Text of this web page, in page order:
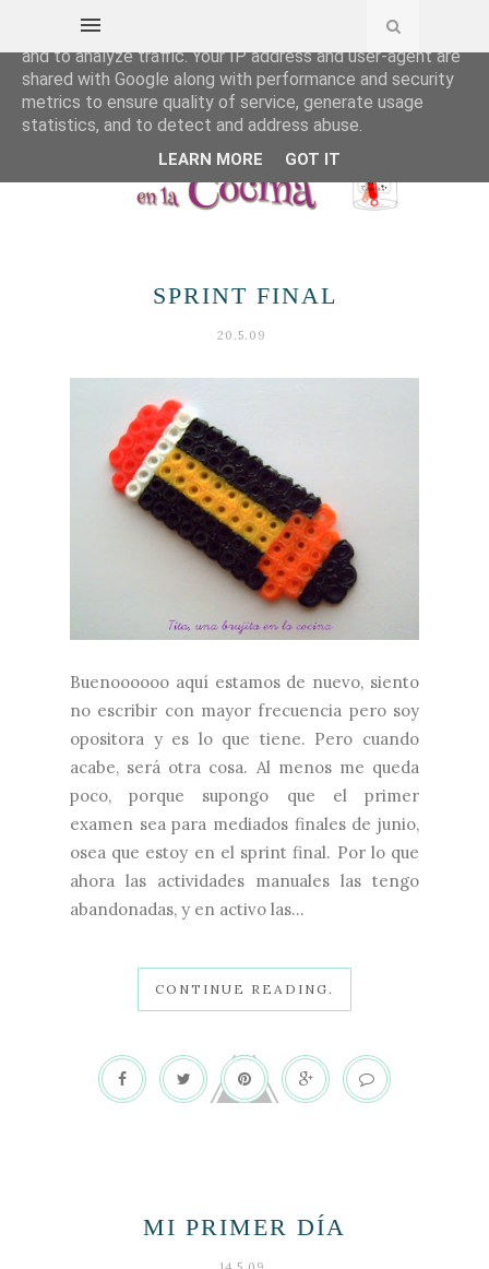
SPRINT FINAL
20.5.09
Buenoooooo aquí estamos de nuevo, siento
no escribir con mayor frecuencia pero soy
opositora y es lo que tiene. Pero cuando
acabe, será otra cosa. Al menos me queda
poco, porque supongo que el primer
examen sea para mediados finales de junio,
osea que estoy en el sprint final. Por lo que
ahora las actividades manuales las tengo
abandonadas, y en activo las...
CONTINUE READING.
MI PRIMER DÍA
This site uses cookies from Google to deliver its services
and to analyze traffic. Your IP address and user-agent are
shared with Google along with performance and security
metrics to ensure quality of service, generate usage
statistics, and to detect and address abuse.
LEARN MORE GOT IT